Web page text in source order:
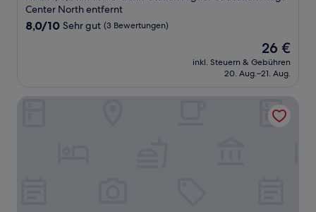
Unterkunft
Center North entfernt
8.0
Bewertungen)
8,0/10 Sehr gut (3 Bewertungen)
Der
Preis
beträgt
26 €
inkl. Steuern & Gebühren
20. Aug.–21. Aug.